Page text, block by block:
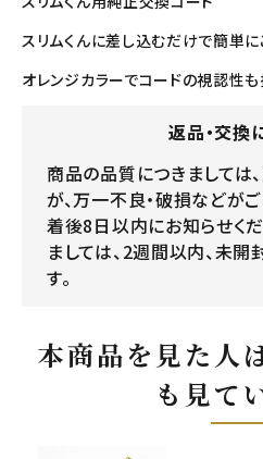
スリムくんに差し込むだけで簡単に
オレンジカラーでコードの視認性も
返品・交換
商品の品質につきましては
が、万一不良・破損などが
着後8日以内にお知らせく
ましては、2週間以内、未
す。
本商品を見た人
も見て